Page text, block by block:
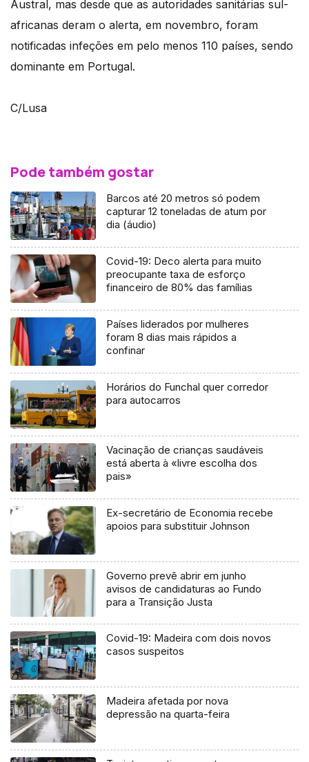
Austral, mas desde que as autoridades sanitárias sul-
africanas deram o alerta, em novembro, foram
notificadas infeções em pelo menos 110 países, sendo
dominante em Portugal.
C/Lusa
Pode também gostar
Barcos até 20 metros só podem
capturar 12 toneladas de atum por
dia (áudio)
Covid-19: Deco alerta para muito
preocupante taxa de esforço
financeiro de 80% das famílias
Países liderados por mulheres
foram 8 dias mais rápidos a
confinar
Horários do Funchal quer corredor
para autocarros
Vacinação de crianças saudáveis
está aberta à «livre escolha dos
pais»
Ex-secretário de Economia recebe
apoios para substituir Johnson
Governo prevê abrir em junho
avisos de candidaturas ao Fundo
para a Transição Justa
Covid-19: Madeira com dois novos
casos suspeitos
Madeira afetada por nova
depressão na quarta-feira